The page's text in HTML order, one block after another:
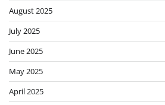
August 2025
July 2025
June 2025
May 2025
April 2025